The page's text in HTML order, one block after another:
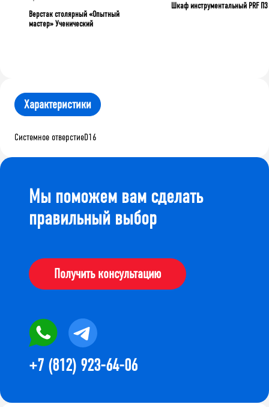
Верстак столярный «Опытный
мастер» Ученический
Шкаф инструментальный PRF П3
Характеристики
Системное отверстиеD16
Мы поможем вам сделать
правильный выбор
Получить консультацию
+7 (812) 923-64-06